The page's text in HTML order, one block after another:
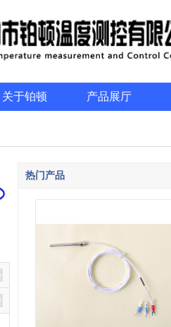
关于铂顿 产品展厅
热门产品